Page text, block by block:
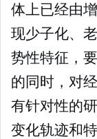
体上已经由
现少子化、
势性特征，
的同时，对
有针对性的
变化轨迹和